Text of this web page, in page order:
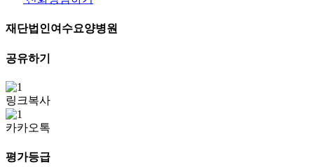
재단법인여수요양병원
공유하기
링크복사
카카오톡
평가등급